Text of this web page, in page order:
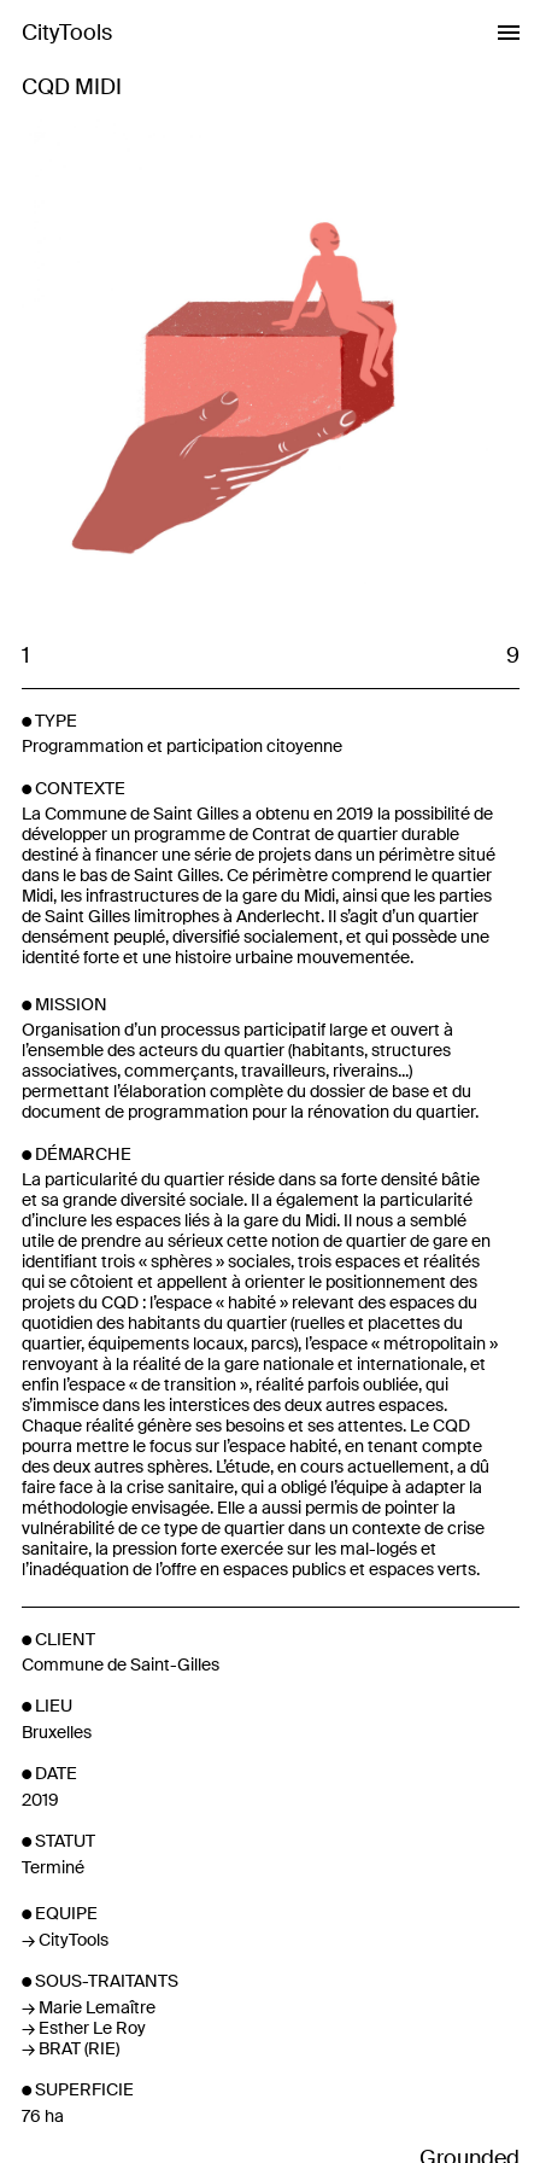
CityTools
CQD MIDI
Previous Next
1 9
TYPE
Programmation et participation citoyenne
CONTEXTE
La Commune de Saint Gilles a obtenu en 2019 la possibilité de
développer un programme de Contrat de quartier durable
destiné à financer une série de projets dans un périmètre situé
dans le bas de Saint Gilles. Ce périmètre comprend le quartier
Midi, les infrastructures de la gare du Midi, ainsi que les parties
de Saint Gilles limitrophes à Anderlecht. Il s’agit d’un quartier
densément peuplé, diversifié socialement, et qui possède une
identité forte et une histoire urbaine mouvementée.
MISSION
Organisation d’un processus participatif large et ouvert à
l’ensemble des acteurs du quartier (habitants, structures
associatives, commerçants, travailleurs, riverains...)
permettant l’élaboration complète du dossier de base et du
document de programmation pour la rénovation du quartier.
DÉMARCHE
La particularité du quartier réside dans sa forte densité bâtie
et sa grande diversité sociale. Il a également la particularité
d’inclure les espaces liés à la gare du Midi. Il nous a semblé
utile de prendre au sérieux cette notion de quartier de gare en
identifiant trois « sphères » sociales, trois espaces et réalités
qui se côtoient et appellent à orienter le positionnement des
projets du CQD : l’espace « habité » relevant des espaces du
quotidien des habitants du quartier (ruelles et placettes du
quartier, équipements locaux, parcs), l’espace « métropolitain »
renvoyant à la réalité de la gare nationale et internationale, et
enfin l’espace « de transition », réalité parfois oubliée, qui
s’immisce dans les interstices des deux autres espaces.
Chaque réalité génère ses besoins et ses attentes. Le CQD
pourra mettre le focus sur l’espace habité, en tenant compte
des deux autres sphères. L’étude, en cours actuellement, a dû
faire face à la crise sanitaire, qui a obligé l’équipe à adapter la
méthodologie envisagée. Elle a aussi permis de pointer la
vulnérabilité de ce type de quartier dans un contexte de crise
sanitaire, la pression forte exercée sur les mal-logés et
l’inadéquation de l’offre en espaces publics et espaces verts.
CLIENT
Commune de Saint-Gilles
LIEU
Bruxelles
DATE
2019
STATUT
Terminé
EQUIPE
CityTools
SOUS-TRAITANTS
Marie Lemaître
Esther Le Roy
BRAT (RIE)
SUPERFICIE
76 ha
Grounded